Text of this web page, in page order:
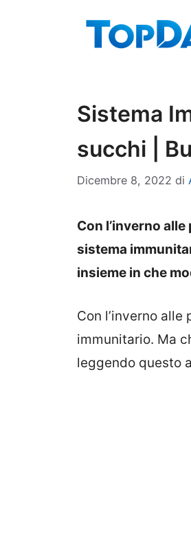
Sistema
succhi |
Dicembre 8, 2022 di
Con l’inverno
sistema
insieme in che
Con l’inverno
immunitario. Ma
leggendo questo